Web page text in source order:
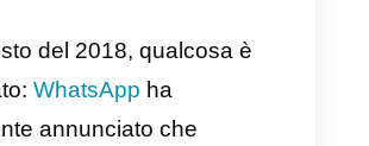
diAPI pubbliche
cosa significa in parole